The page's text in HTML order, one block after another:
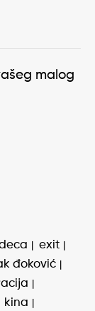
malog
exit
đoković
kina